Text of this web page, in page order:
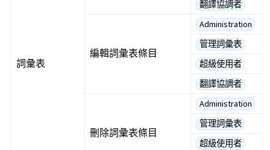
詞彙表
翻譯協調者
編輯詞彙表條目
Administration
管理詞彙表
超級使用者
翻譯協調者
刪除詞彙表條目
Administration
管理詞彙表
超級使用者